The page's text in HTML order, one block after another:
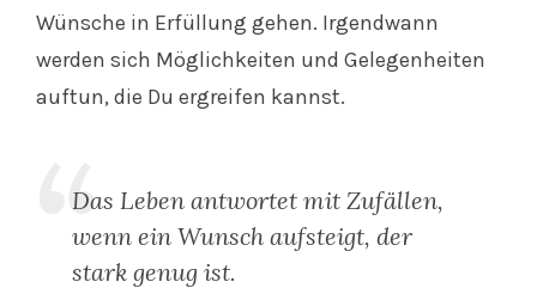
Wünsche in Erfüllung gehen. Irgendwann
werden sich Möglichkeiten und Gelegenheiten
auftun, die Du ergreifen kannst.
Das Leben antwortet mit Zufällen,
wenn ein Wunsch aufsteigt, der
stark genug ist.